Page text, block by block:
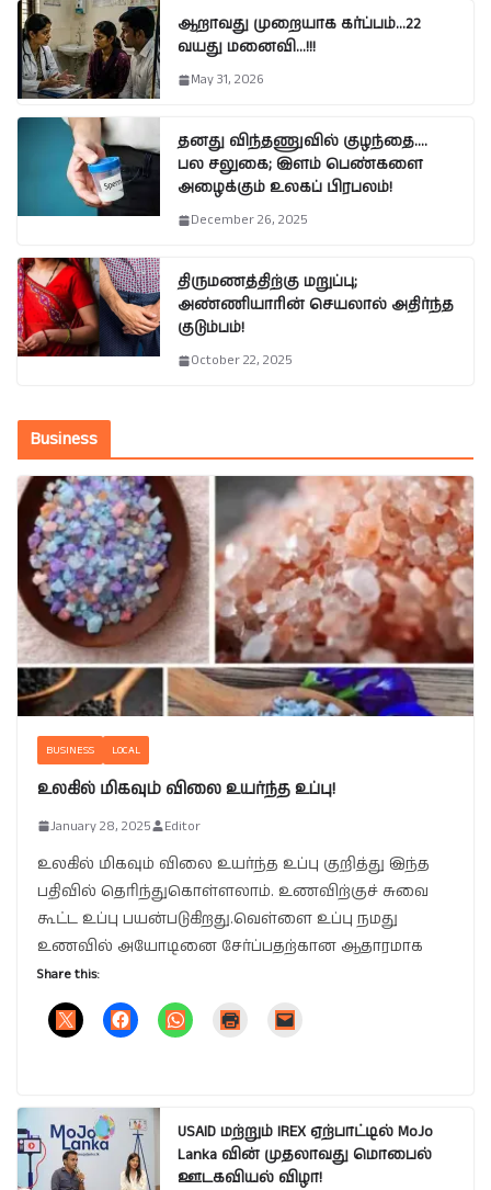
ஆறாவது முறையாக கர்ப்பம்…22
வயது மனைவி…!!!
May 31, 2026
தனது விந்தணுவில் குழந்தை….
பல சலுகை; இளம் பெண்களை
அழைக்கும் உலகப் பிரபலம்!
December 26, 2025
திருமணத்திற்கு மறுப்பு;
அண்ணியாரின் செயலால் அதிர்ந்த
குடும்பம்!
October 22, 2025
Business
BUSINESS LOCAL
உலகில் மிகவும் விலை உயர்ந்த உப்பு!
January 28, 2025 Editor
உலகில் மிகவும் விலை உயர்ந்த உப்பு குறித்து இந்த
பதிவில் தெரிந்துகொள்ளலாம். உணவிற்குச் சுவை
கூட்ட உப்பு பயன்படுகிறது.வெள்ளை உப்பு நமது
உணவில் அயோடினை சேர்ப்பதற்கான ஆதாரமாக
Share this:
USAID மற்றும் IREX ஏற்பாட்டில் MoJo
Lanka வின் முதலாவது மொபைல்
ஊடகவியல் விழா!